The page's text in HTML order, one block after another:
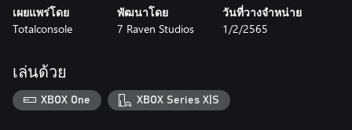
เผยแพร่โดย
Totalconsole
พัฒนาโดย
7 Raven Studios
วันที่วางจำหน่าย
1/2/2565
เล่นด้วย
XBOX One XBOX Series X|S